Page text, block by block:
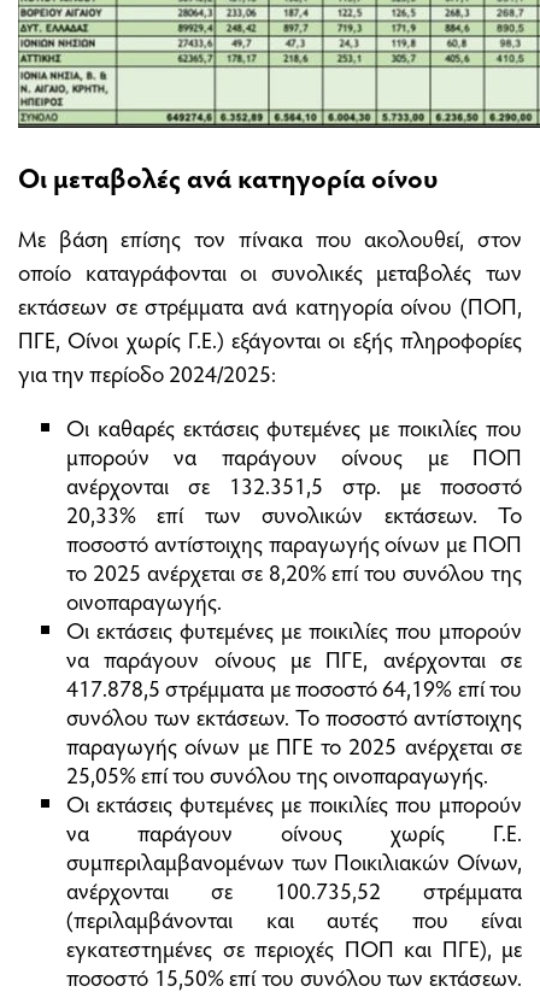
Οι μεταβολές ανά κατηγορία οίνου
Με βάση επίσης τον πίνακα που ακολουθεί, στον
οποίο καταγράφονται οι συνολικές μεταβολές των
εκτάσεων σε στρέμματα ανά κατηγορία οίνου (ΠΟΠ,
ΠΓΕ, Οίνοι χωρίς Γ.Ε.) εξάγονται οι εξής πληροφορίες
για την περίοδο 2024/2025:
Οι καθαρές εκτάσεις φυτεμένες με ποικιλίες που
μπορούν να παράγουν οίνους με ΠΟΠ
ανέρχονται σε 132.351,5 στρ. με ποσοστό
20,33% επί των συνολικών εκτάσεων. Το
ποσοστό αντίστοιχης παραγωγής οίνων με ΠΟΠ
το 2025 ανέρχεται σε 8,20% επί του συνόλου της
οινοπαραγωγής.
Οι εκτάσεις φυτεμένες με ποικιλίες που μπορούν
να παράγουν οίνους με ΠΓΕ, ανέρχονται σε
417.878,5 στρέμματα με ποσοστό 64,19% επί του
συνόλου των εκτάσεων. Το ποσοστό αντίστοιχης
παραγωγής οίνων με ΠΓΕ το 2025 ανέρχεται σε
25,05% επί του συνόλου της οινοπαραγωγής.
Οι εκτάσεις φυτεμένες με ποικιλίες που μπορούν
να παράγουν οίνους χωρίς Γ.Ε.
συμπεριλαμβανομένων των Ποικιλιακών Οίνων,
ανέρχονται σε 100.735,52 στρέμματα
(περιλαμβάνονται και αυτές που είναι
εγκατεστημένες σε περιοχές ΠΟΠ και ΠΓΕ), με
ποσοστό 15,50% επί του συνόλου των εκτάσεων.